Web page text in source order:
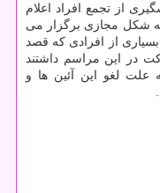
از تجمع افراد اعلام
شکل مجازی برگزار می
از افرادی که قصد
در این مراسم داشتند
علت لغو این آئین ها و